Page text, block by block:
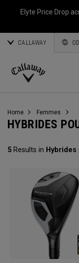
Elyte Price Drop
CALLAWAY
Callaway
Home Femmes
HYBRIDES
5 Results in